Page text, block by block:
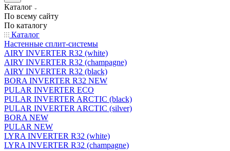
Каталог
По всему сайту
По каталогу
Каталог
Настенные сплит-системы
AIRY INVERTER R32 (white)
AIRY INVERTER R32 (champagne)
AIRY INVERTER R32 (black)
BORA INVERTER R32 NEW
PULAR INVERTER ECO
PULAR INVERTER ARCTIC (black)
PULAR INVERTER ARCTIC (silver)
BORA NEW
PULAR NEW
LYRA INVERTER R32 (white)
LYRA INVERTER R32 (champagne)